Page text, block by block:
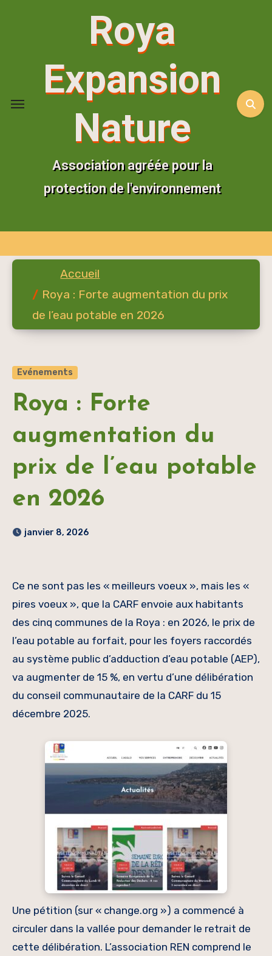
Roya
Expansion
Nature
Association agréée pour la
protection de l'environnement
Roya : Forte augmentation du prix
de l’eau potable en 2026
Evénements
Roya : Forte
augmentation du
prix de l’eau potable
en 2026
janvier 8, 2026
Ce ne sont pas les « meilleurs voeux », mais les «
pires voeux », que la CARF envoie aux habitants
des cinq communes de la Roya : en 2026, le prix de
l’eau potable au forfait, pour les foyers raccordés
au système public d’adduction d’eau potable (AEP),
va augmenter de 15 %, en vertu d’une délibération
du conseil communautaire de la CARF du 15
décembre 2025.
Une pétition (sur « change.org ») a commencé à
circuler dans la vallée pour demander le retrait de
cette délibération. L’association REN comprend le